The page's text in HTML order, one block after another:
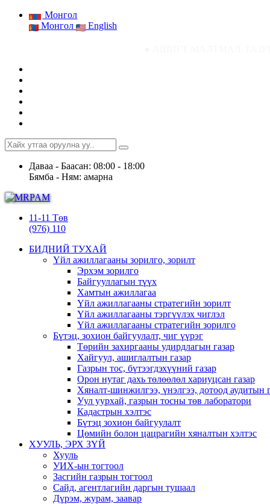
Монгол
Монгол
English
Даваа - Баасан: 08:00 - 18:00
Бямба - Ням: амарна
11-11 Төв
(976) 110
БИДНИЙ ТУХАЙ
Үйл ажиллагааны зорилго, зорилт
Эрхэм зорилго
Байгууллагын түүх
Хамтын ажиллагаа
Үйл ажиллагааны стратегийн зорилт
Үйл ажиллагааны тэргүүлэх чиглэл
Үйл ажиллагааны стратегийн зорилго
Бүтэц, зохион байгуулалт, чиг үүрэг
Төрийн захиргааны удирдлагын газар
Хайгуул, ашиглалтын газар
Газрын тос, бүтээгдэхүүний газар
Орон нутаг дахь төлөөлөл хариуцсан газар
Хяналт-шинжилгээ, үнэлгээ, дотоод аудитын
Уул уурхай, газрын тосны төв лаборатори
Кадастрын хэлтэс
Бүтэц зохион байгуулалт
Цөмийн болон цацрагийн хяналтын хэлтэс
ХУУЛЬ, ЭРХ ЗҮЙ
Хууль
УИХ-ын тогтоол
Засгийн газрын тогтоол
Сайд, агентлагийн даргын тушаал
Дүрэм, журам, заавар